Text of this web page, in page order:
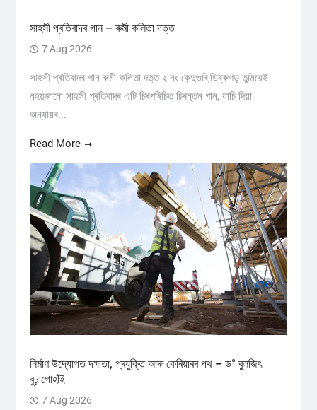
সাহসী প্ৰতিবাদৰ গান – ৰুমী কলিতা দত্ত
7 Aug 2026
সাহসী প্ৰতিবাদৰ গান ৰুমী কলিতা দত্ত ২ নং কেন্দুগুৰি,ডিব্ৰুগড় তুমিয়েই
নহয়জানো সাহসী প্ৰতিবাদৰ এটি চিৰপৰিচিত চিৰন্তন গান, যাচি দিয়া
অন্যায়ৰ...
Read More
নিৰ্মাণ উদ্যোগত দক্ষতা, প্ৰযুক্তি আৰু কেৰিয়াৰৰ পথ – ড° বুলজিৎ
বুঢ়াগোহাঁই
7 Aug 2026